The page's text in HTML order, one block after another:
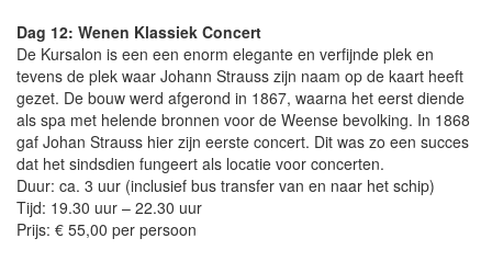
Dag 12: Wenen Klassiek Concert
De Kursalon is een een enorm elegante en verfijnde plek en
tevens de plek waar Johann Strauss zijn naam op de kaart heeft
gezet. De bouw werd afgerond in 1867, waarna het eerst diende
als spa met helende bronnen voor de Weense bevolking. In 1868
gaf Johan Strauss hier zijn eerste concert. Dit was zo een succes
dat het sindsdien fungeert als locatie voor concerten.
Duur: ca. 3 uur (inclusief bus transfer van en naar het schip)
Tijd: 19.30 uur – 22.30 uur
Prijs: € 55,00 per persoon